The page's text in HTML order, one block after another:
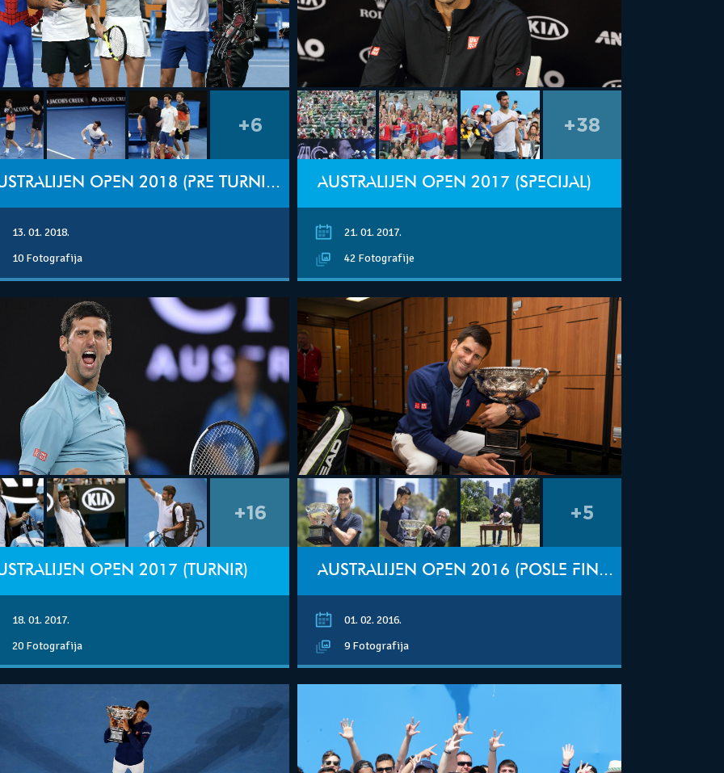
+6
AUSTRALIJEN OPEN 2018 (PRE TURNIRA)
13. 01. 2018.
10 Fotografija
+38
AUSTRALIJEN OPEN 2017 (SPECIJAL)
21. 01. 2017.
42 Fotografije
+16
OPEN 2017 (TURNIR)
18. 01. 2017.
20 Fotografija
+5
AUSTRALIJEN OPEN 2016 (POSLE FINALA)
01. 02. 2016.
9 Fotografija